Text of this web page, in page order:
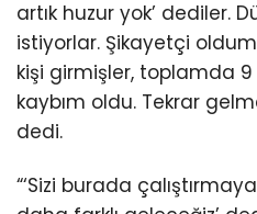
artık huzur yok’ dediler.
istiyorlar. Şikayetçi
kişi girmişler, toplamda 9
kaybım oldu. Tekrar
dedi.
“‘Sizi burada